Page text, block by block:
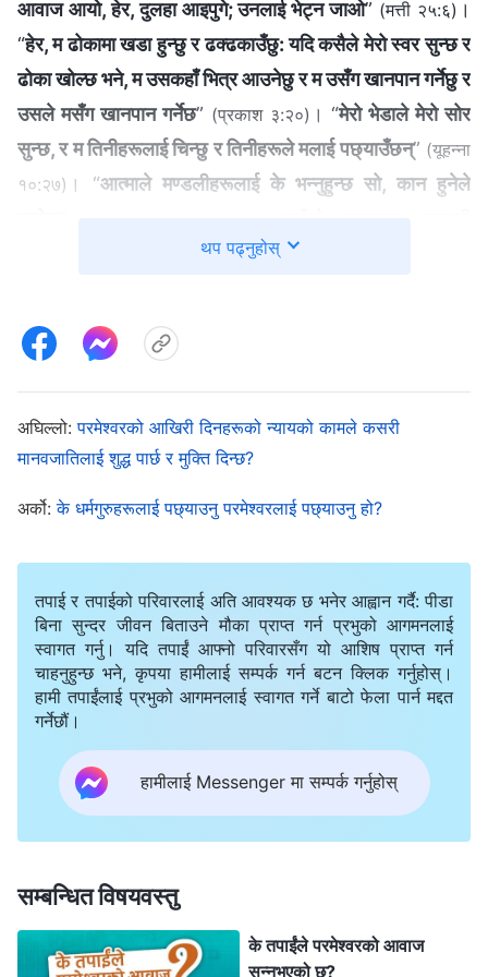
आवाज आयो, हेर, दुलहा आइपुगे; उनलाई भेट्न जाओ” (मत्ती २५:६) ।
“हेर, म ढोकामा खडा हुन्छु र ढक्‍ढकाउँछु: यदि कसैले मेरो स्वर सुन्‍छ र
ढोका खोल्‍छ भने, म उसकहाँ भित्र आउनेछु र म उसँग खानपान गर्नेछु र
उसले मसँग खानपान गर्नेछ” (प्रकाश ३:२०) । “मेरो भेडाले मेरो सोर
सुन्छ, र म तिनीहरूलाई चिन्छु र तिनीहरूले मलाई पछ्याउँछन्” (यूहन्‍ना
१०:२७) । “आत्माले मण्डलीहरूलाई के भन्‍नुहुन्छ सो, कान हुनेले
अगमवाणीहरूमा, प्रभुले सधैँ यस्ता शब्‍दहरू भन्नुभएको हामी देख्छौं,
आउँछ
कसैले मेरो स्वर सुन्‍छ र ढोका खोल्‍छ भने
मेरो सोर सुन्छ।” यी मुख्य अभिव्यक्तिहरूले हामीलाई के बताइरहेका
छन् भने प्रभु देहमा, मानिसको पुत्रको रूपमा आउनुहुनेछ, र उहाँ
बोल्‍न, हाम्रो ढोका ढकढक्याउन पृथ्वीमा आउनुहुनेछ। प्रभुको
आवाज सुनेर ढोका खोलिदिनेहरू प्रभुलाई स्वागत गर्ने र उहाँको
भोजमा सहभागी हुने बुद्धिमती कन्याहरू हुन्। तिनीहरू प्रभुको अघि
आउनुहुनेछ भनेर प्रभु येशूले कहिल्यै पनि भन्‍नुभएको छैन तर उहाँले
मानिसहरूलाई उहाँलाई स्वागत गर्न, उहाँको अघि आउन, र उहाँको
भोजमा सहभागी हुनको लागि उहाँको आवाज सुन्‍नू भनी भन्‍नुभयो।
प्रभुलाई स्वागत गर्न र उहाँलाई भेट्नको लागि, हामीले उहाँका
वचनहरू र उहाँको आवाज सुन्‍नुपर्छ। कसैले दुलहा आइपुग्‍नुभयो
उठाइलगिनेछौं भनेर हाम्रा आफ्‍नै कल्‍पनाहरूको आधारमा मूर्ख
तरिकाले प्रतीक्षा गर्ने होइन। यदि हामीले त्यसो गर्यौं भने, हामीले
कहिल्यै पनि प्रभुको आवाज सुन्‍नेछैनौं र उहाँलाई स्वागत गर्नेछैनौं।
प्रभु मानिसको पुत्रको रूपमा फर्कनुहुन्छ र हाम्रा निम्ति बोल्दै हाम्रो
बीचमा आउनुहुन्छ, त्यसकारण यदि हामीले आकाशमा लगिने प्रतीक्षा
मात्रै गरिरहन्छौं भने, हामी प्रभुको मार्गभन्दा फरक मार्गमा हुन्छौं।
थप पढ्नुहोस्
अघिल्लो:परमेश्‍वरको आखिरी दिनहरूको न्यायको कामले कसरी
मानवजातिलाई शुद्ध पार्छ र मुक्ति दिन्छ?
अर्को:के धर्मगुरुहरूलाई पछ्याउनु परमेश्‍वरलाई पछ्याउनु हो?
तपाई र तपाईको परिवारलाई अति आवश्यक छ भनेर आह्वान गर्दै: पीडा
बिना सुन्दर जीवन बिताउने मौका प्राप्त गर्न प्रभुको आगमनलाई
स्वागत गर्नु। यदि तपाईं आफ्नो परिवारसँग यो आशिष प्राप्त गर्न
चाहनुहुन्छ भने, कृपया हामीलाई सम्पर्क गर्न बटन क्लिक गर्नुहोस्।
हामी तपाईंलाई प्रभुको आगमनलाई स्वागत गर्ने बाटो फेला पार्न मद्दत
गर्नेछौं।
हामीलाई Messenger मा सम्पर्क गर्नुहोस्
सम्बन्धित विषयवस्तु
के तपाईंले परमेश्‍वरको आवाज
सुन्‍नुभएको छ?